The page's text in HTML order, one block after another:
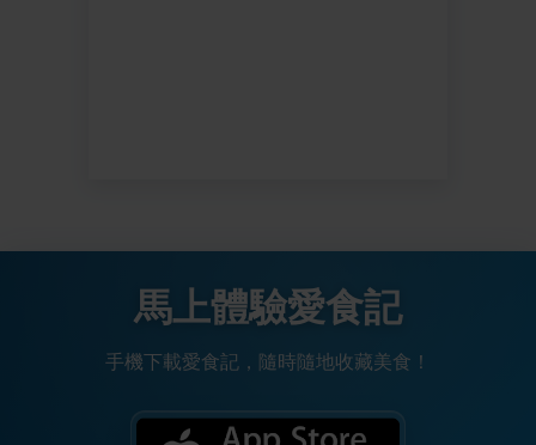
馬上體驗愛食記
手機下載愛食記，隨時隨地收藏美食！